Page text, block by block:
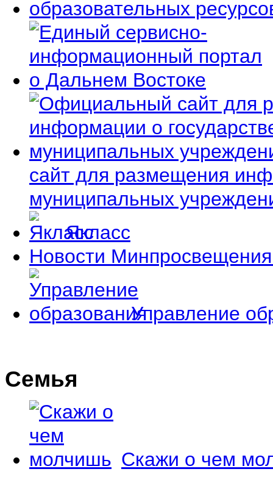
сайт для размещения
муниципальных
Якласс
Новости
Управление
Семья
Скажи о чем